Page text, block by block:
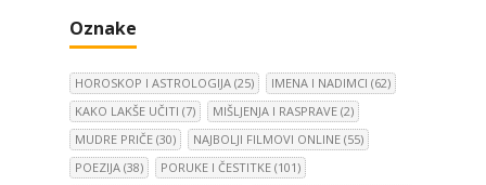
Oznake
HOROSKOP I ASTROLOGIJA (25) IMENA I NADIMCI (62)
KAKO LAKŠE UČITI (7) MIŠLJENJA I RASPRAVE (2)
MUDRE PRIČE (30) NAJBOLJI FILMOVI ONLINE (55)
POEZIJA (38) PORUKE I ČESTITKE (101)